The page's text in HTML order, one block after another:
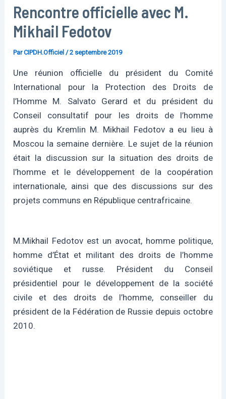
Rencontre officielle avec M.
Mikhail Fedotov
ParCIPDH.Officiel/2 septembre 2019
Une réunion officielle du président du Comité
International pour la Protection des Droits de
l’Homme M. Salvato Gerard et du président du
Conseil consultatif pour les droits de l’homme
auprès du Kremlin M. Mikhail Fedotov a eu lieu à
Moscou la semaine dernière. Le sujet de la réunion
était la discussion sur la situation des droits de
l’homme et le développement de la coopération
internationale, ainsi que des discussions sur des
projets communs en République centrafricaine.
M.Mikhail Fedotov est un avocat, homme politique,
homme d’État et militant des droits de l’homme
soviétique et russe. Président du Conseil
présidentiel pour le développement de la société
civile et des droits de l’homme, conseiller du
président de la Fédération de Russie depuis octobre
2010.